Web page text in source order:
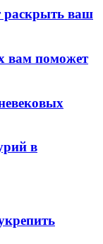
раскрыть ваш
вам поможет
в